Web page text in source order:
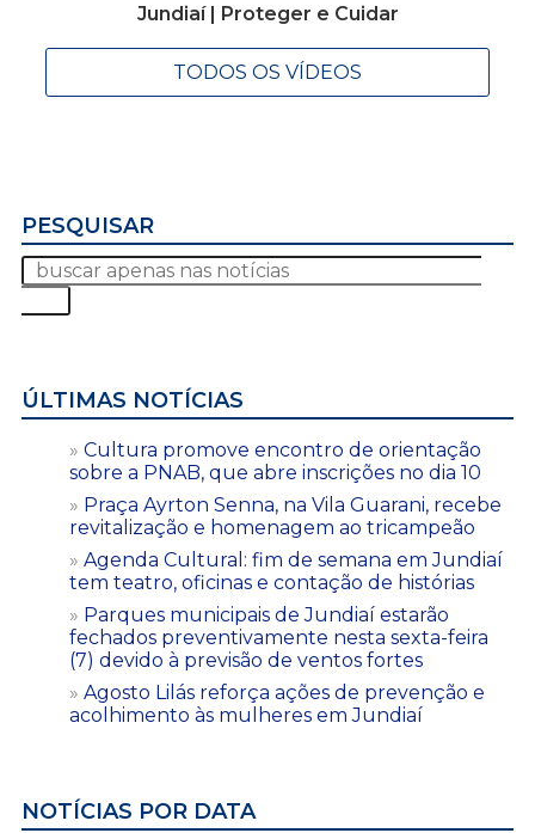
Jundiaí | Proteger e Cuidar
TODOS OS VÍDEOS
PESQUISAR
ÚLTIMAS NOTÍCIAS
Cultura promove encontro de orientação
sobre a PNAB, que abre inscrições no dia 10
Praça Ayrton Senna, na Vila Guarani, recebe
revitalização e homenagem ao tricampeão
Agenda Cultural: fim de semana em Jundiaí
tem teatro, oficinas e contação de histórias
Parques municipais de Jundiaí estarão
fechados preventivamente nesta sexta-feira
(7) devido à previsão de ventos fortes
Agosto Lilás reforça ações de prevenção e
acolhimento às mulheres em Jundiaí
NOTÍCIAS POR DATA